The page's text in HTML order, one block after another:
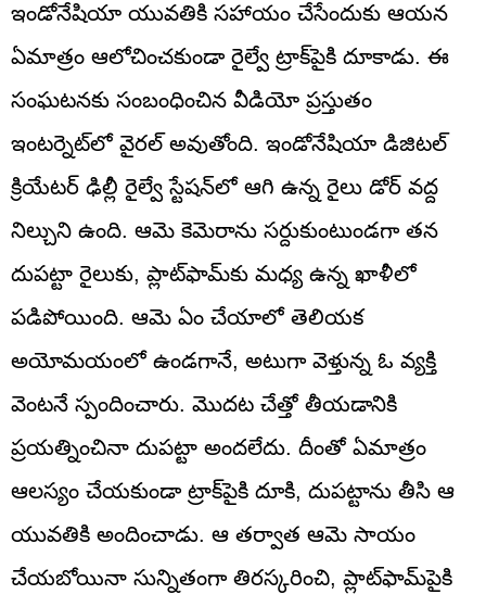
ఇండోనేషియా యువతికి సహాయం చేసేందుకు ఆయన
ఏమాత్రం ఆలోచించకుండా రైల్వే ట్రాక్‌పైకి దూకాడు. ఈ
సంఘటనకు సంబంధించిన వీడియో ప్రస్తుతం
ఇంటర్నెట్‌లో వైరల్ అవుతోంది. ఇండోనేషియా డిజిటల్
క్రియేటర్ ఢిల్లీ రైల్వే స్టేషన్‌లో ఆగి ఉన్న రైలు డోర్‌ వద్ద
నిల్చుని ఉంది. ఆమె కెమెరాను సర్దుకుంటుండగా తన
దుపట్టా రైలుకు, ప్లాట్‌ఫామ్‌కు మధ్య ఉన్న ఖాళీలో
పడిపోయింది. ఆమె ఏం చేయాలో తెలియక
అయోమయంలో ఉండగానే, అటుగా వెళ్తున్న ఓ వ్యక్తి
వెంటనే స్పందించారు. మొదట చేత్తో తీయడానికి
ప్రయత్నించినా దుపట్టా అందలేదు. దీంతో ఏమాత్రం
ఆలస్యం చేయకుండా ట్రాక్‌పైకి దూకి, దుపట్టాను తీసి ఆ
యువతికి అందించాడు. ఆ తర్వాత ఆమె సాయం
చేయబోయినా సున్నితంగా తిరస్కరించి, ప్లాట్‌ఫామ్‌పైకి